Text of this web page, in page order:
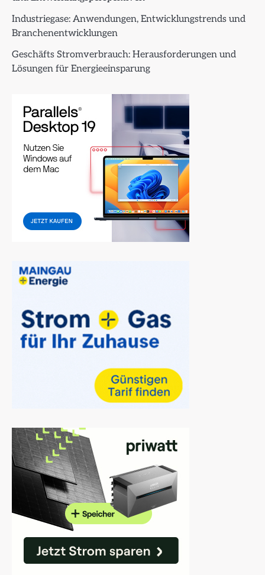
Industriegase: Anwendungen, Entwicklungstrends und
Branchenentwicklungen
Geschäfts Stromverbrauch: Herausforderungen und
Lösungen für Energieeinsparung